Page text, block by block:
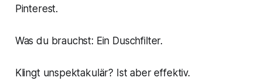
Pinterest.
Was du brauchst: Ein Duschfilter.
Klingt unspektakulär? Ist aber effektiv.